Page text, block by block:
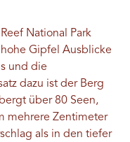
National Park
Gipfel Ausblicke
und die
dazu ist der Berg
über 80 Seen,
mehrere Zentimeter
als in den tiefer